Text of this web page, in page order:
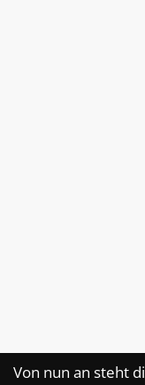
Von nun an steht